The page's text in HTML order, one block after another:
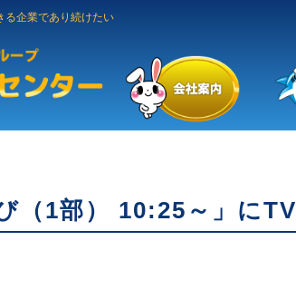
る企業であり続けたい
（1部） 10:25～」に